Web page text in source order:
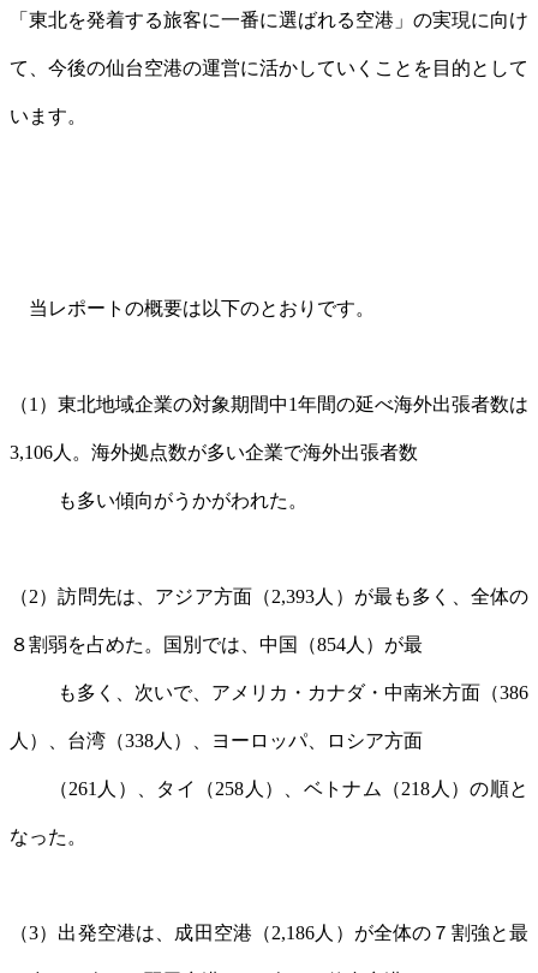
「東北を発着する旅客に一番に選ばれる空港」の実現に向け
て、今後の仙台空港の運営に活かしていくことを目的として
います。
当レポートの概要は以下のとおりです。
（1）東北地域企業の対象期間中1年間の延べ海外出張者数は
3,106人。海外拠点数が多い企業で海外出張者数
も多い傾向がうかがわれた。
（2）訪問先は、アジア方面（2,393人）が最も多く、全体の
８割弱を占めた。国別では、中国（854人）が最
も多く、次いで、アメリカ・カナダ・中南米方面（386
人）、台湾（338人）、ヨーロッパ、ロシア方面
（261人）、タイ（258人）、ベトナム（218人）の順と
なった。
（3）出発空港は、成田空港（2,186人）が全体の７割強と最